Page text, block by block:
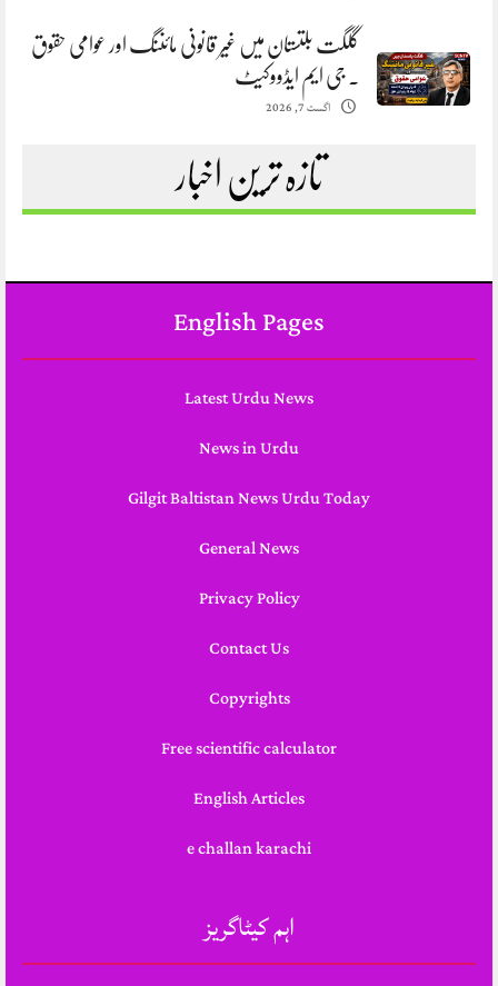
گلگت بلتستان میں غیر قانونی مائننگ اور عوامی حقوق
. جی ایم ایڈووکیٹ
اگست 7, 2026
تازہ ترین اخبار
English Pages
Latest Urdu News
News in Urdu
Gilgit Baltistan News Urdu Today
General News
Privacy Policy
Contact Us
Copyrights
Free scientific calculator
English Articles
e challan karachi
اہم کیٹاگریز